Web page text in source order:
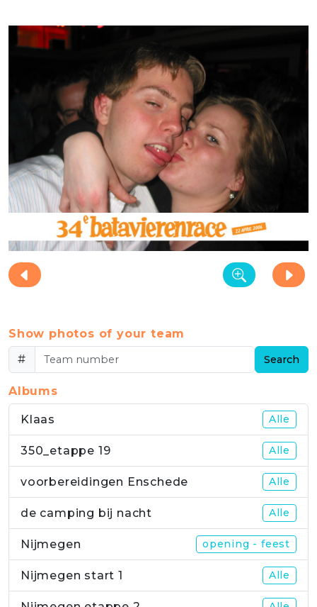
Show photos of your team
#
Search
Albums
Klaas Alle
350_etappe 19 Alle
voorbereidingen Enschede Alle
de camping bij nacht Alle
Nijmegen opening - feest
Nijmegen start 1 Alle